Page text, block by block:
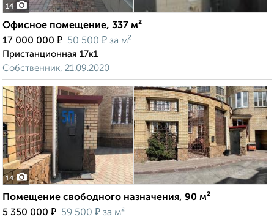
14
Офисное помещение, 337 м²
17 000 000 ₽ 50 500 ₽ за м²
Пристанционная 17к1
Собственник, 21.09.2020
14
Помещение свободного назначения, 90 м²
5 350 000 ₽ 59 500 ₽ за м²